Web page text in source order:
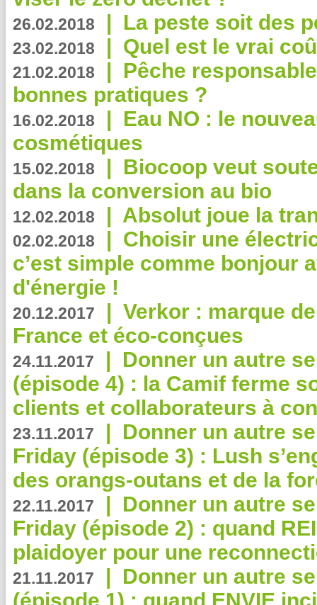
26.02.2018 | La peste soit des
23.02.2018 | Quel est le vrai
21.02.2018 | Pêche
bonnes pratiques ?
16.02.2018 | Eau NO : le
cosmétiques
15.02.2018 | Biocoop veut
dans la conversion au bio
12.02.2018 | Absolut joue la
02.02.2018 | Choisir une
c’est simple comme bonjour
d'énergie !
20.12.2017 | Verkor : marque
France et éco-conçues
24.11.2017 | Donner un autre
(épisode 4) : la Camif ferme
clients et collaborateurs à
23.11.2017 | Donner un autre
Friday (épisode 3) : Lush
des orangs-outans et de la
22.11.2017 | Donner un autre
Friday (épisode 2) : quand
plaidoyer pour une
21.11.2017 | Donner un autre